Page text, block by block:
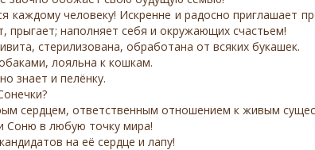
каждому человеку! Искренне и радосно приглашает
прыгает; наполняет себя и окружающих счастьем!
стерилизована, обработана от всяких букашек.
лояльна к кошкам.
знает и пелëнку.
сердцем, ответственным отношением к живым
Соню в любую точку мира!
на её сердце и лапу!